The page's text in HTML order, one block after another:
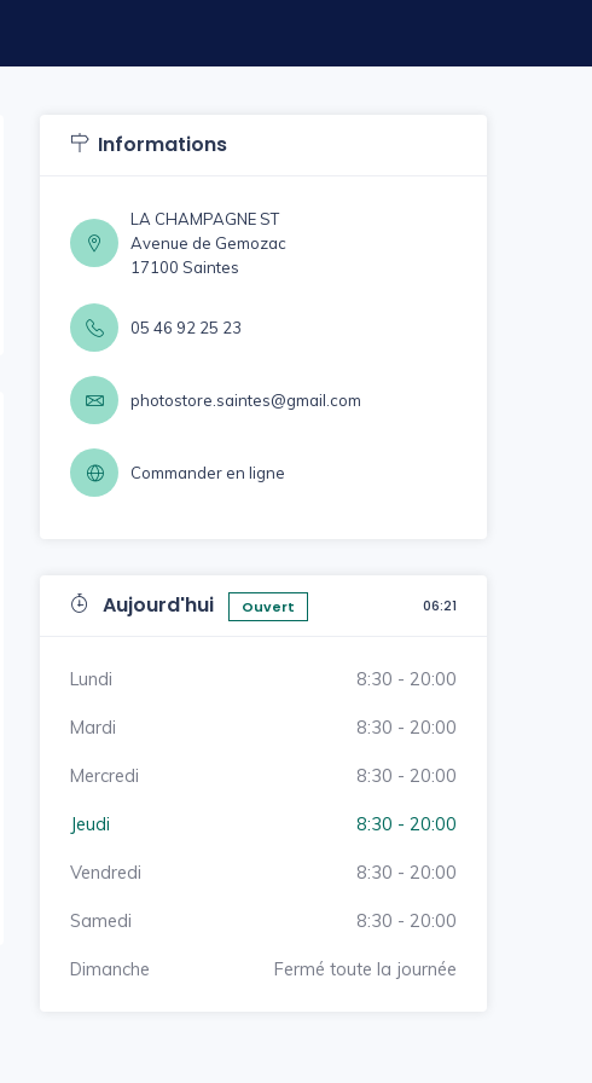
Informations
LA CHAMPAGNE ST
Avenue de Gemozac
17100 Saintes
05 46 92 25 23
photostore.saintes@gmail.com
Commander en ligne
Aujourd'hui Ouvert 06:21
Lundi 8:30 - 20:00
Mardi 8:30 - 20:00
Mercredi 8:30 - 20:00
Jeudi 8:30 - 20:00
Vendredi 8:30 - 20:00
Samedi 8:30 - 20:00
Dimanche Fermé toute la journée